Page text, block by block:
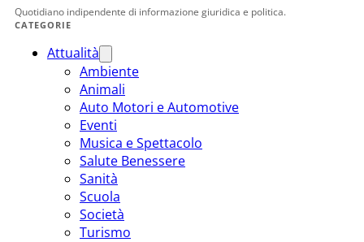
Quotidiano indipendente di informazione giuridica e politica.
CATEGORIE
Attualità
Ambiente
Animali
Auto Motori e Automotive
Eventi
Musica e Spettacolo
Salute Benessere
Sanità
Scuola
Società
Turismo